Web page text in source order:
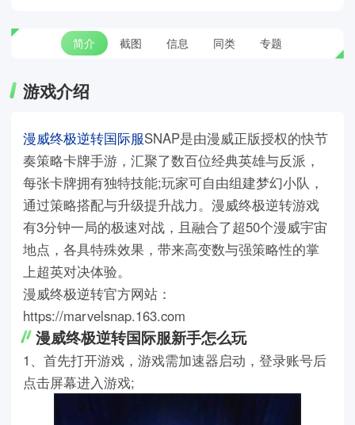
简介 截图 信息 同类 专题
游戏介绍
漫威终极逆转国际服SNAP是由漫威正版授权的快节
奏策略卡牌手游，汇聚了数百位经典英雄与反派，
每张卡牌拥有独特技能;玩家可自由组建梦幻小队，
通过策略搭配与升级提升战力。漫威终极逆转游戏
有3分钟一局的极速对战，且融合了超50个漫威宇宙
地点，各具特殊效果，带来高变数与强策略性的掌
上超英对决体验。
漫威终极逆转官方网站：
https://marvelsnap.163.com
漫威终极逆转国际服新手怎么玩
1、首先打开游戏，游戏需加速器启动，登录账号后
点击屏幕进入游戏;